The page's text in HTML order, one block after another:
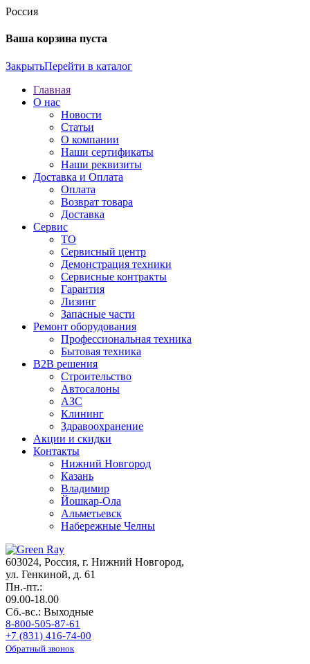
Россия
Ваша корзина пуста
ЗакрытьПерейти в каталог
Главная
О нас
Новости
Статьи
О компании
Наши сертификаты
Наши реквизиты
Доставка и Оплата
Оплата
Возврат товара
Доставка
Сервис
ТО
Сервисный центр
Демонстрация техники
Сервисные контракты
Гарантия
Лизинг
Запасные части
Ремонт оборудования
Профессиональная техника
Бытовая техника
B2B решения
Строительство
Автосалоны
АЗС
Клининг
Здравоохранение
Акции и cкидки
Контакты
Нижний Новгород
Казань
Владимир
Йошкар-Ола
Альметьевск
Набережные Челны
603024, Россия, г. Нижний Новгород,
ул. Генкиной, д. 61
Пн.-пт.:
09.00-18.00
Сб.-вс.: Выходные
8-800-505-87-61
+7 (831) 416-74-00
Обратный звонок